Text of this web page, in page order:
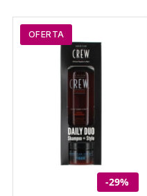
17,30€
desde
OFERTA
-29%